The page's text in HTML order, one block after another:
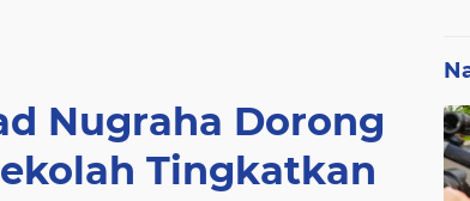
Nugraha Dorong
Tingkatkan